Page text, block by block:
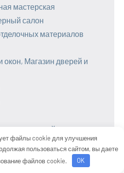
мастерская
салон
материалов
окон, Магазин дверей и
и дверей
монтажная компания
файлы cookie для улучшения
пользоваться сайтом, вы даете
файлов cookie.
OK